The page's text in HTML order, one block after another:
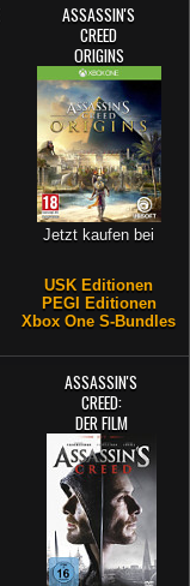
ASSASSIN'S
CREED
ORIGINS
Jetzt kaufen bei
USK Editionen
PEGI Editionen
Xbox One S-Bundles
ASSASSIN'S
CREED:
DER FILM